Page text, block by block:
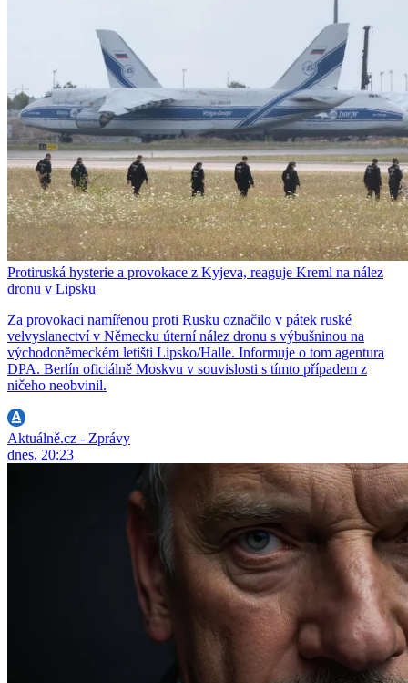
Protiruská hysterie a provokace z Kyjeva, reaguje Kreml na nález
dronu v Lipsku
Za provokaci namířenou proti Rusku označilo v pátek ruské
velvyslanectví v Německu úterní nález dronu s výbušninou na
východoněmeckém letišti Lipsko/Halle. Informuje o tom agentura
DPA. Berlín oficiálně Moskvu v souvislosti s tímto případem z
ničeho neobvinil.
Aktuálně.cz - Zprávy
dnes, 20:23